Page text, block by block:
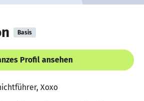
Basis
Profil ansehen
Xoxo